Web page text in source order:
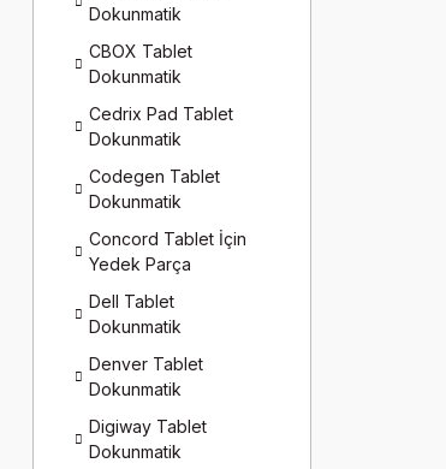
Dokunmatik
CBOX Tablet
Dokunmatik
Cedrix Pad Tablet
Dokunmatik
Codegen Tablet
Dokunmatik
Concord Tablet İçin
Yedek Parça
Dell Tablet
Dokunmatik
Denver Tablet
Dokunmatik
Digiway Tablet
Dokunmatik